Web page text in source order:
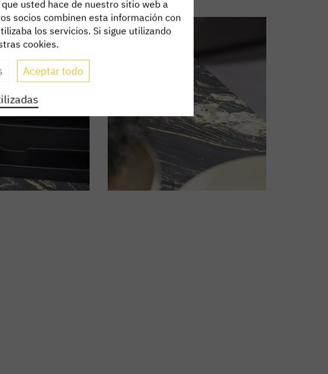
usted hace de nuestro sitio web a
socios combinen esta información con
los servicios. Si sigue utilizando
cookies.
Aceptar todo